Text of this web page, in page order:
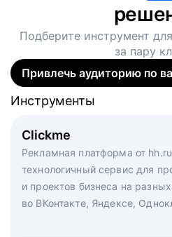
Подберите инструмент
за пару
Привлечь аудиторию по
Clickme
Рекламная платформа от
технологичный сервис для
и проектов бизнеса на
во ВКонтакте, Яндексе,
Инструменты
Вакансия дня
Рекламный формат для
hh.ru. Увеличивает
Инструменты
Массовый подбор под ключ.
кандидатов и когда вам
маркетологи, рекрутеры и
hh.ru с целым набором digital-
Инструменты